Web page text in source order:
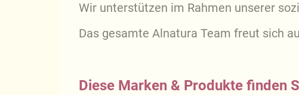
Wir unterstützen im Rahmen unserer
Das gesamte Alnatura Team freut sich
Diese Marken & Produkte finden